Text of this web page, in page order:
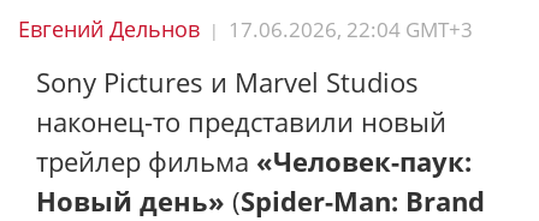
Евгений Дельнов | 17.06.2026, 22:04 GMT+3
Sony Pictures и Marvel Studios
наконец-то представили новый
трейлер фильма «Человек-паук:
Новый день» (Spider-Man: Brand